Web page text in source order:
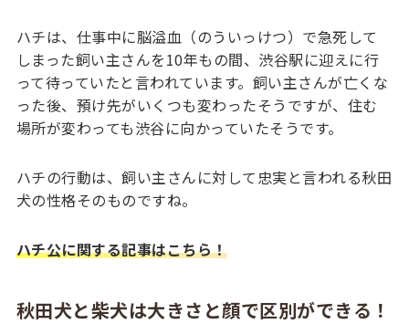
ハチは、仕事中に脳溢血（のういっけつ）で急死して
しまった飼い主さんを10年もの間、渋谷駅に迎えに行
って待っていたと言われています。飼い主さんが亡くな
った後、預け先がいくつも変わったそうですが、住む
場所が変わっても渋谷に向かっていたそうです。
ハチの行動は、飼い主さんに対して忠実と言われる秋田
犬の性格そのものですね。
ハチ公に関する記事はこちら！
秋田犬と柴犬は大きさと顔で区別ができる！